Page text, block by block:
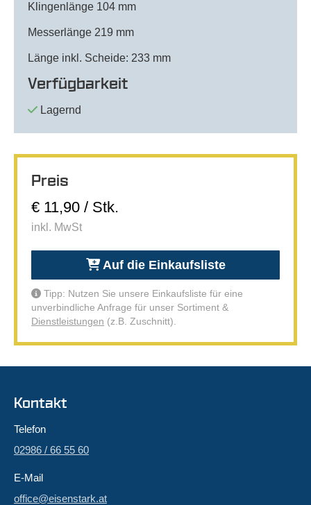
Klingenlänge 104 mm
Messerlänge 219 mm
Länge inkl. Scheide: 233 mm
Verfügbarkeit
Lagernd
Preis
€ 11,90 / Stk.
inkl. MwSt
Auf die Einkaufsliste
Tipp: Nutzen Sie unsere Einkaufsliste für eine
unverbindliche Anfrage für unser Sortiment &
Dienstleistungen (z.B. Zuschnitt).
Kontakt
Telefon
02986 / 66 55 60
E-Mail
office@eisenstark.at